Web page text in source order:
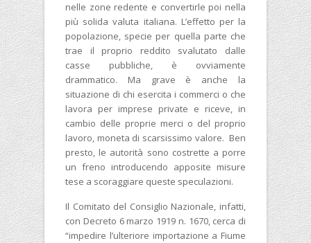
nelle zone redente e convertirle poi nella
più solida valuta italiana. L’effetto per la
popolazione, specie per quella parte che
trae il proprio reddito svalutato dalle
casse pubbliche, è ovviamente
drammatico. Ma grave è anche la
situazione di chi esercita i commerci o che
lavora per imprese private e riceve, in
cambio delle proprie merci o del proprio
lavoro, moneta di scarsissimo valore. Ben
presto, le autorità sono costrette a porre
un freno introducendo apposite misure
tese a scoraggiare queste speculazioni.
Il Comitato del Consiglio Nazionale, infatti,
con Decreto 6 marzo 1919 n. 1670, cerca di
“impedire l’ulteriore importazione a Fiume